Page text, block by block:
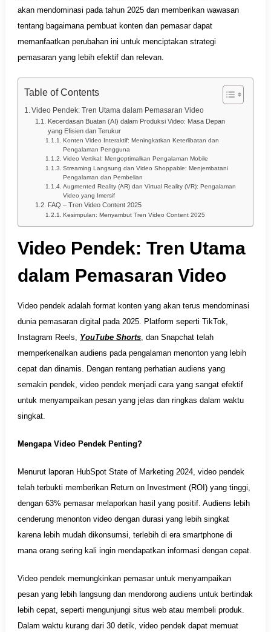
akan mendominasi pada tahun 2025 dan memberikan wawasan
tentang bagaimana pembuat konten dan pemasar dapat
memanfaatkan perubahan ini untuk menciptakan strategi
pemasaran yang lebih efektif dan relevan.
Table of Contents
Video Pendek: Tren Utama dalam Pemasaran Video
Kecerdasan Buatan (AI) dalam Produksi Video: Masa Depan
yang Efisien dan Terukur
Konten Video Interaktif: Meningkatkan Keterlibatan dan
Pengalaman Pengguna
Video Vertikal: Mengoptimalkan Pengalaman Mobile
Streaming Langsung dan Video Shoppable: Menjembatani
Pengalaman dan Pembelian
Augmented Reality (AR) dan Virtual Reality (VR): Pengalaman
Video yang Imersif
FAQ – Tren Video Content 2025
Kesimpulan: Menyambut Tren Video Content 2025
Video Pendek: Tren Utama
dalam Pemasaran Video
Video pendek adalah format konten yang akan terus mendominasi
dunia pemasaran digital pada 2025. Platform seperti TikTok,
Instagram Reels, YouTube Shorts, dan Snapchat telah
memperkenalkan audiens pada pengalaman menonton yang lebih
cepat dan dinamis. Dengan rentang perhatian audiens yang
semakin pendek, video pendek menjadi cara yang sangat efektif
untuk menyampaikan pesan yang jelas dan ringkas dalam waktu
singkat.
Mengapa Video Pendek Penting?
Menurut laporan HubSpot State of Marketing 2024, video pendek
telah terbukti memberikan Return on Investment (ROI) yang tinggi,
dengan 63% pemasar melaporkan hasil yang positif. Audiens lebih
cenderung menonton video dengan durasi yang lebih singkat
karena lebih mudah dikonsumsi, terlebih di era smartphone di
mana orang sering kali ingin mendapatkan informasi dengan cepat.
Video pendek memungkinkan pemasar untuk menyampaikan
pesan yang lebih langsung dan mendorong audiens untuk bertindak
lebih cepat, seperti mengunjungi situs web atau membeli produk.
Dalam waktu kurang dari 30 detik, video pendek dapat memuat